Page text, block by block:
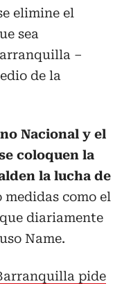
elimine el
sea
–
de la
Nacional y el
coloquen la
la lucha de
como el
diariamente
Name.
pide